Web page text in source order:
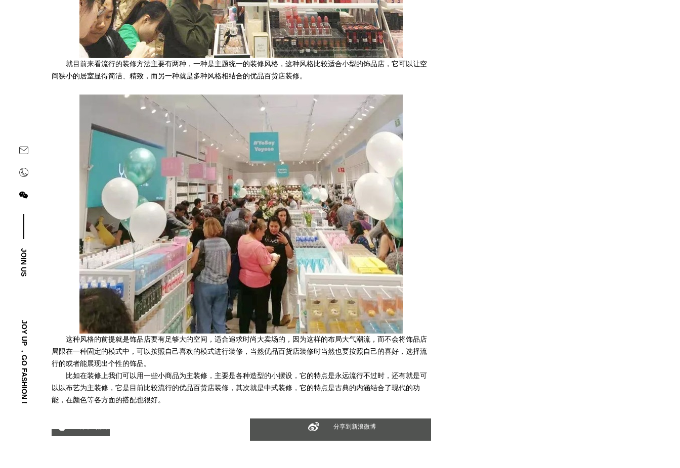
关注yoyoso抖音号
JOIN US
JOY UP ，GO FASHION！
就目前来看流行的装修方法主要有两种，一种是主题统一的装修风格，这种风格比较适合小型的饰品店，它可以让空
间狭小的居室显得简洁、精致，而另一种就是多种风格相结合的优品百货店装修。
这种风格的前提就是饰品店要有足够大的空间，适合追求时尚大卖场的，因为这样的布局大气潮流，而不会将饰品店
局限在一种固定的模式中，可以按照自己喜欢的模式进行装修，当然优品百货店装修时当然也要按照自己的喜好，选择流
行的或者能展现出个性的饰品。
比如在装修上我们可以用一些小商品为主装修，主要是各种造型的小摆设，它的特点是永远流行不过时，还有就是可
以以布艺为主装修，它是目前比较流行的优品百货店装修，其次就是中式装修，它的特点是古典的内涵结合了现代的功
能，在颜色等各方面的搭配也很好。
分享到新浪微博